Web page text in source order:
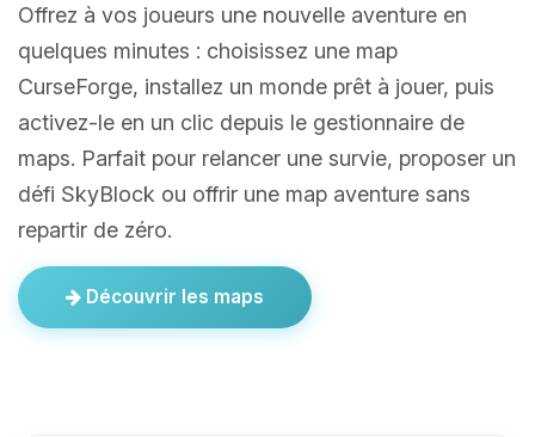
Offrez à vos joueurs une nouvelle aventure en
quelques minutes : choisissez une map
CurseForge, installez un monde prêt à jouer, puis
activez-le en un clic depuis le gestionnaire de
maps. Parfait pour relancer une survie, proposer un
défi SkyBlock ou offrir une map aventure sans
repartir de zéro.
Découvrir les maps